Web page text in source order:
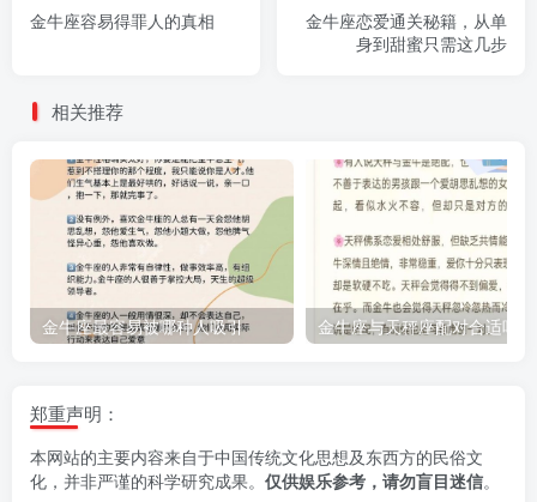
金牛座容易得罪人的真相
金牛座恋爱通关秘籍，从单
身到甜蜜只需这几步
相关推荐
金牛座最容易被哪种人吸引 金牛座与天秤座配对合适吗？
郑重声明：
本网站的主要内容来自于中国传统文化思想及东西方的民俗文
化，并非严谨的科学研究成果。 仅供娱乐参考，请勿盲目迷信。